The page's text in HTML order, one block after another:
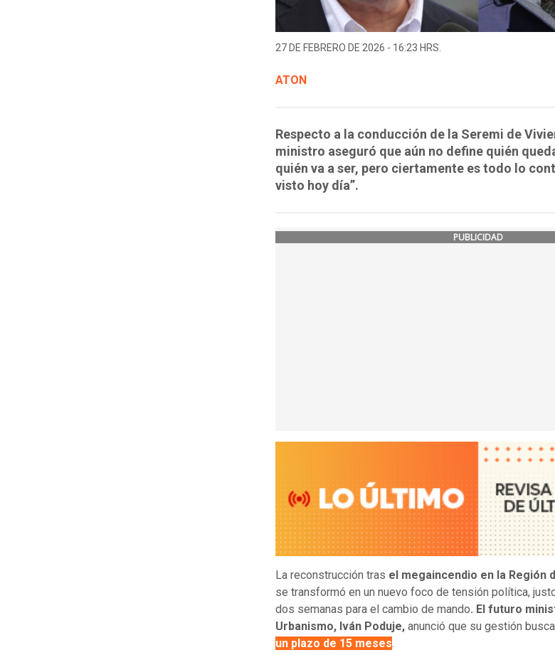
27 DE FEBRERO DE 2026 - 16:23 HRS.
ATON
Respecto a la conducción de la Seremi de
ministro aseguró que aún no define quién
quién va a ser, pero ciertamente es todo lo
visto hoy día”.
PUBLICIDAD
La reconstrucción tras el megaincendio en la Región
se transformó en un nuevo foco de tensión política,
dos semanas para el cambio de mando. El futuro
Urbanismo, Iván Poduje, anunció que su gestión
un plazo de 15 meses.